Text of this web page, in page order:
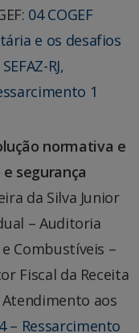
04 COGEF
e os desafios
RJ,
1
normativa e
segurança
da Silva Junior
– Auditoria
Combustíveis –
Fiscal da Receita
aos
– Ressarcimento